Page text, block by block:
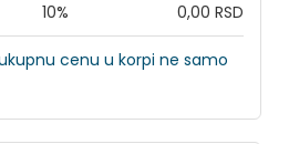
10% 0,00 RSD
cenu u korpi ne samo